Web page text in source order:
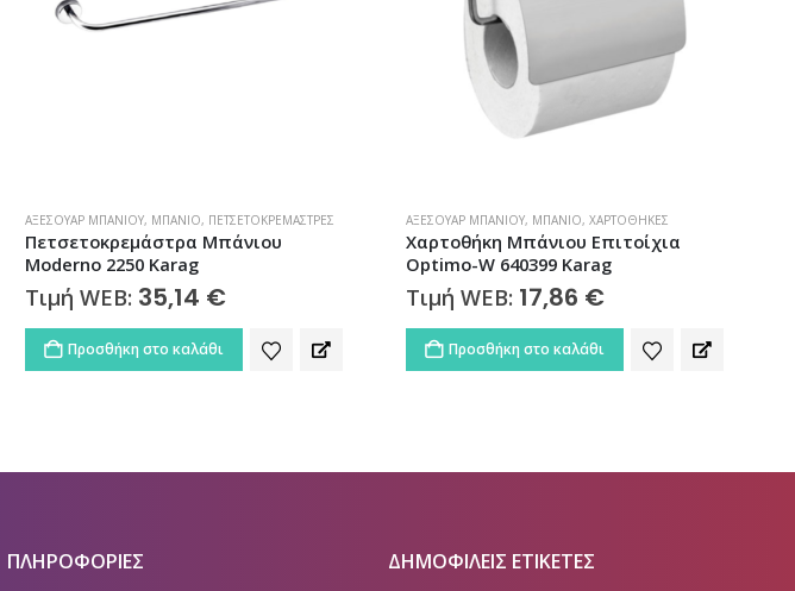
ΑΞΕΣΟΥΆΡ ΜΠΆΝΙΟΥ, ΜΠΆΝΙΟ, ΧΑΡΤΟΘΉΚΕΣ
Χαρτοθήκη Μπάνιου Επιτοίχια
Optimo-W 640399 Karag
Τιμή WEB: 17,86 €
Προσθήκη στο καλάθι
ΆΓΚΙΣΤΡΑ,ΑΞΕΣΟΥΆΡ ΜΠΆΝΙΟΥ,ΜΠΆΝΙΟ
Άγκιστρο Μπάνιου Διπλό Optimo-W
620299 Karag
Τιμή WEB: 11,46 €
Προσθήκη στο καλάθι
ΠΛΗΡΟΦΟΡΙΕΣ ΔΗΜΟΦΙΛΕΙΣ ΕΤΙΚΕΤΕΣ